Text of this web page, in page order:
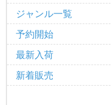
ジャンル一覧
予約開始
最新入荷
新着販売